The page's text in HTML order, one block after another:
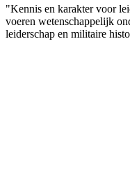
"Kennis en karakter voor
voeren wetenschappelijk
leiderschap en militaire